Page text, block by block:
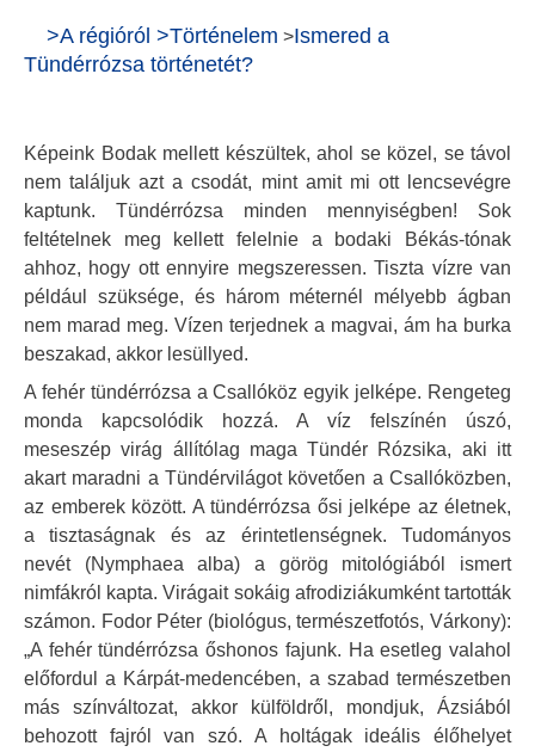
>A régióról >Történelem >Ismered a
Tündérrózsa történetét?
Képeink Bodak mellett készültek, ahol se közel, se távol
nem találjuk azt a csodát, mint amit mi ott lencsevégre
kaptunk. Tündérrózsa minden mennyiségben! Sok
feltételnek meg kellett felelnie a bodaki Békás-tónak
ahhoz, hogy ott ennyire megszeressen. Tiszta vízre van
például szüksége, és három méternél mélyebb ágban
nem marad meg. Vízen terjednek a magvai, ám ha burka
beszakad, akkor lesüllyed.
A fehér tündérrózsa a Csallóköz egyik jelképe. Rengeteg
monda kapcsolódik hozzá. A víz felszínén úszó,
meseszép virág állítólag maga Tündér Rózsika, aki itt
akart maradni a Tündérvilágot követően a Csallóközben,
az emberek között. A tündérrózsa ősi jelképe az életnek,
a tisztaságnak és az érintetlenségnek. Tudományos
nevét (Nymphaea alba) a görög mitológiából ismert
nimfákról kapta. Virágait sokáig afrodiziákumként tartották
számon. Fodor Péter (biológus, természetfotós, Várkony):
„A fehér tündérrózsa őshonos fajunk. Ha esetleg valahol
előfordul a Kárpát-medencében, a szabad természetben
más színváltozat, akkor külföldről, mondjuk, Ázsiából
behozott fajról van szó. A holtágak ideális élőhelyet